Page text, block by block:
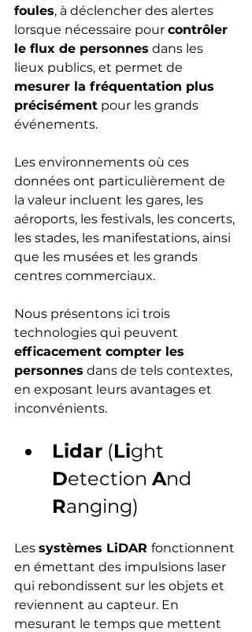
foules, à déclencher des alertes
lorsque nécessaire pour contrôler
le flux de personnes dans les
lieux publics, et permet de
mesurer la fréquentation plus
précisément pour les grands
événements.
Les environnements où ces
données ont particulièrement de
la valeur incluent les gares, les
aéroports, les festivals, les concerts,
les stades, les manifestations, ainsi
que les musées et les grands
centres commerciaux.
Nous présentons ici trois
technologies qui peuvent
efficacement compter les
personnes dans de tels contextes,
en exposant leurs avantages et
inconvénients.
Lidar (Light
Detection And
Ranging)
Les systèmes LiDAR fonctionnent
en émettant des impulsions laser
qui rebondissent sur les objets et
reviennent au capteur. En
mesurant le temps que mettent